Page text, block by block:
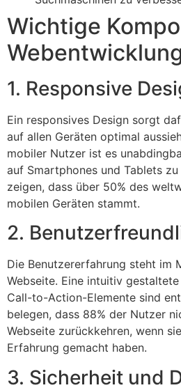
Wichtige
1. Responsive
Ein responsives Design sorgt
auf allen Geräten optimal
mobiler Nutzer ist es
auf Smartphones und Tablets
zeigen, dass über 50% des
mobilen Geräten stammt.
2.
Die Benutzererfahrung steht im
Webseite. Eine intuitiv
Call-to-Action-Elemente sind
belegen, dass 88% der Nutzer
Webseite zurückkehren, wenn
Erfahrung gemacht haben.
3. Sicherheit und